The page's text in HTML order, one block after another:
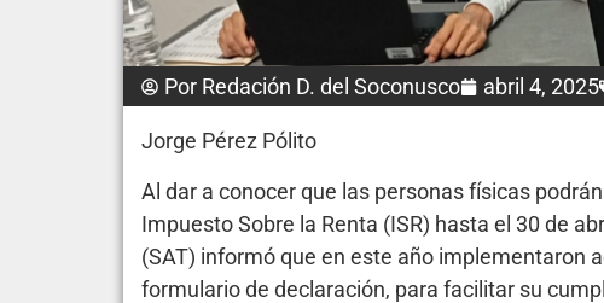
Por Redación D. del Soconusco abril 4, 2025
Jorge Pérez Pólito
Al dar a conocer que las personas físicas
Impuesto Sobre la Renta (ISR) hasta el 30 de
(SAT) informó que en este año implementaron
formulario de declaración, para facilitar su